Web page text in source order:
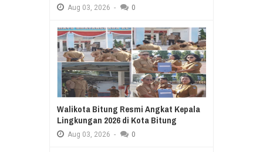
Aug 03, 2026 - 0
Walikota Bitung Resmi Angkat Kepala
Lingkungan 2026 di Kota Bitung
Aug 03, 2026 - 0